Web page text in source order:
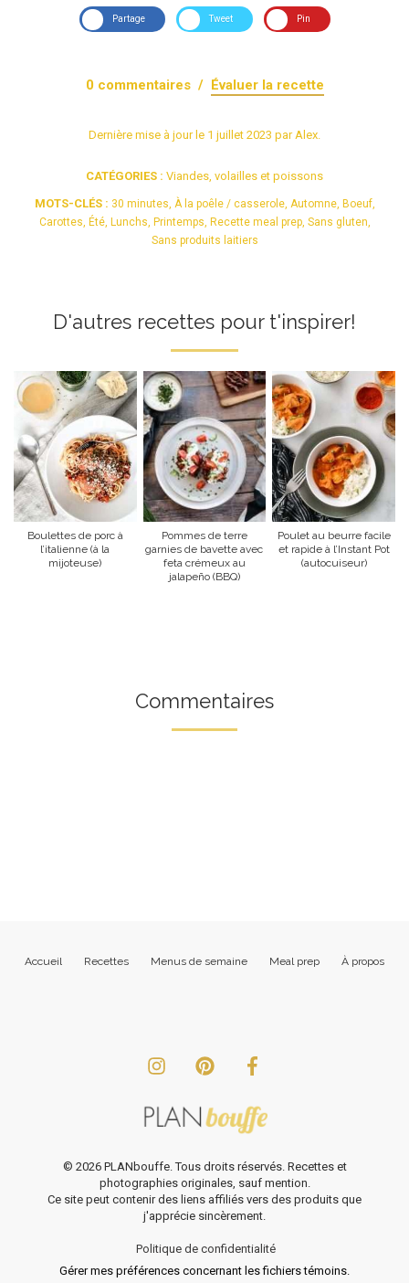
Partage Tweet Pin
0 commentaires / Évaluer la recette
Dernière mise à jour le 1 juillet 2023 parAlex.
CATÉGORIES : Viandes, volailles et poissons
MOTS-CLÉS : 30 minutes, À la poêle / casserole, Automne, Boeuf,
Carottes, Été, Lunchs, Printemps, Recette meal prep, Sans gluten,
Sans produits laitiers
D'autres recettes pour t'inspirer!
Boulettes de porc à
l’italienne (à la
mijoteuse)
Pommes de terre
garnies de bavette avec
feta crémeux au
jalapeño (BBQ)
Poulet au beurre facile
et rapide à l’Instant Pot
(autocuiseur)
Commentaires
Accueil Recettes Menus de semaine Meal prep À propos
© 2026PLANbouffe. Tous droits réservés. Recettes et
photographies originales, sauf mention.
Ce site peut contenir des liens affiliés vers des produits que
j'apprécie sincèrement.
Politique de confidentialité
Gérer mes préférences concernant les fichiers témoins.